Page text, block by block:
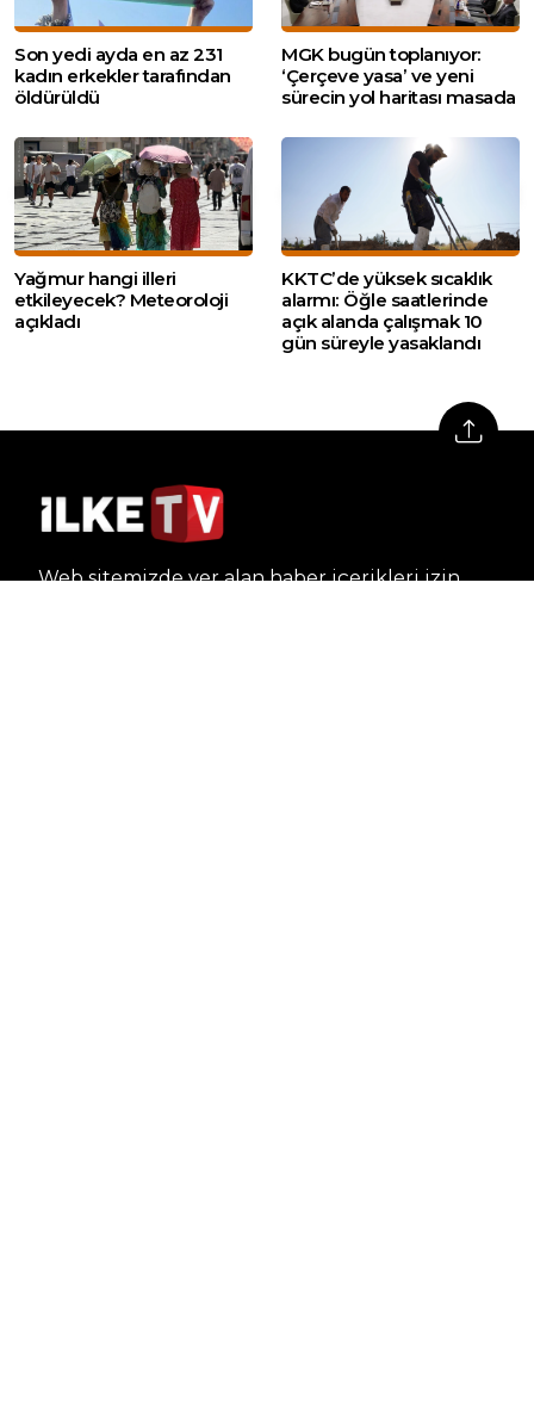
Son yedi ayda en az 231
kadın erkekler tarafından
öldürüldü
MGK bugün toplanıyor:
‘Çerçeve yasa’ ve yeni
sürecin yol haritası masada
Yağmur hangi illeri
etkileyecek? Meteoroloji
açıkladı
KKTC’de yüksek sıcaklık
alarmı: Öğle saatlerinde
açık alanda çalışmak 10
gün süreyle yasaklandı
Web sitemizde yer alan haber içerikleri izin